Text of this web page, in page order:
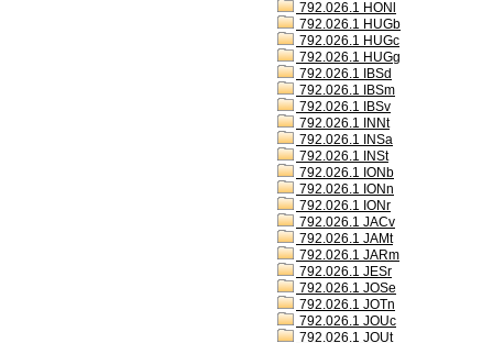
792.026.1 HONl
792.026.1 HUGb
792.026.1 HUGc
792.026.1 HUGg
792.026.1 IBSd
792.026.1 IBSm
792.026.1 IBSv
792.026.1 INNt
792.026.1 INSa
792.026.1 INSt
792.026.1 IONb
792.026.1 IONn
792.026.1 IONr
792.026.1 JACv
792.026.1 JAMt
792.026.1 JARm
792.026.1 JESr
792.026.1 JOSe
792.026.1 JOTn
792.026.1 JOUc
792.026.1 JOUt